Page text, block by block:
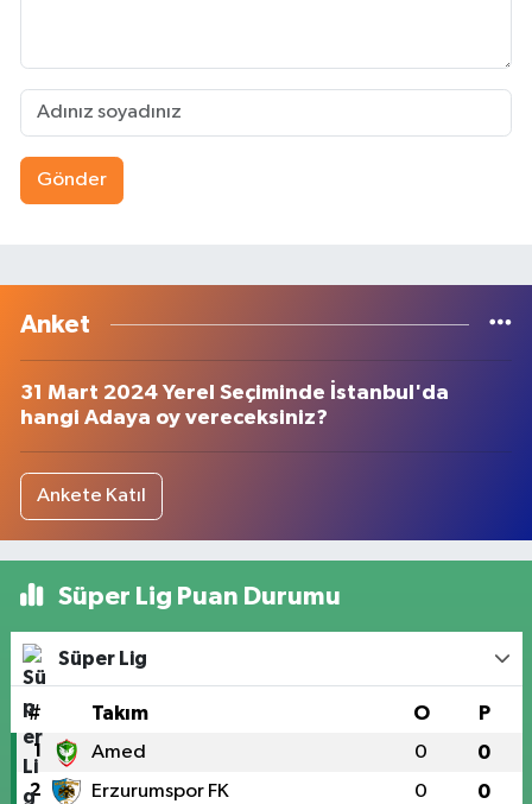
Gönder
Anket
31 Mart 2024 Yerel Seçiminde İstanbul'da
hangi Adaya oy vereceksiniz?
Ankete Katıl
Süper Lig Puan Durumu
Süper Lig
# Takım O P
1 Amed 0 0
2 Erzurumspor FK 0 0